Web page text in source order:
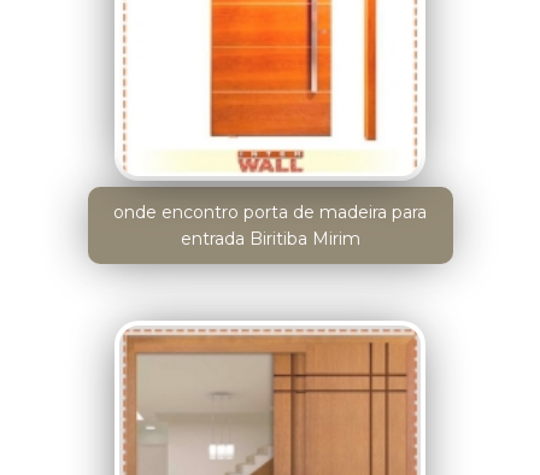
onde encontro porta de madeira para
entrada Biritiba Mirim